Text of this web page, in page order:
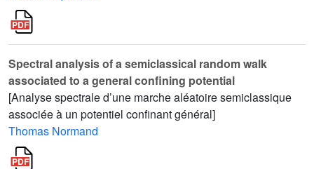
Spectral analysis of a semiclassical random walk
associated to a general confining potential
[Analyse spectrale d’une marche aléatoire semiclassique
associée à un potentiel confinant général]
Thomas Normand